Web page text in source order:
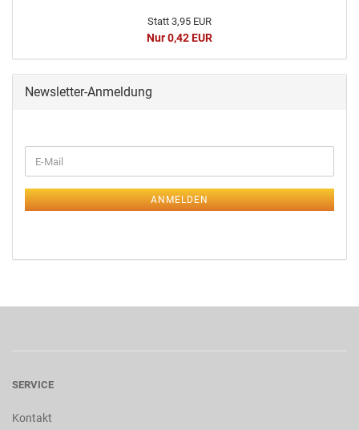
Statt 3,95 EUR
Nur 0,42 EUR
Newsletter-Anmeldung
ANMELDEN
SERVICE
Kontakt